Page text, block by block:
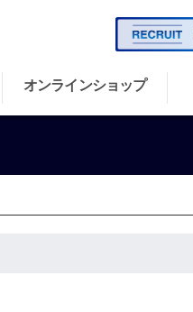
オンラインショップ